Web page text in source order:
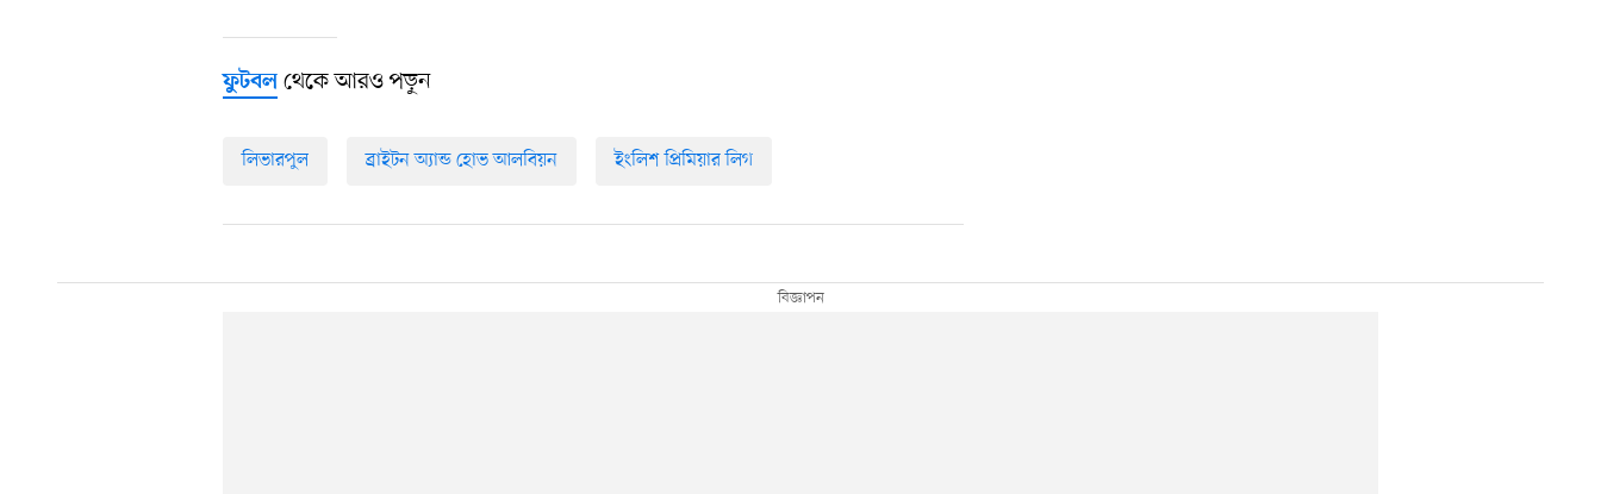
ফুটবল থেকে আরও পড়ুন
লিভারপুল ব্রাইটন অ্যান্ড হোভ আলবিয়ন ইংলিশ প্রিমিয়ার লিগ